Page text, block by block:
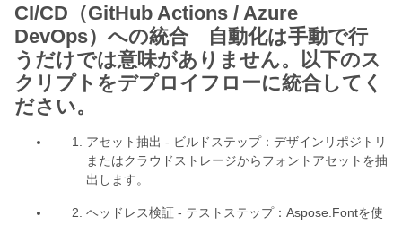
CI/CD（GitHub Actions / Azure
DevOps）への統合 自動化は手動で行
うだけでは意味がありません。以下のス
クリプトをデプロイフローに統合してく
ださい。
アセット抽出 - ビルドステップ：デザインリポジトリ
またはクラウドストレージからフォントアセットを抽
出します。
ヘッドレス検証 - テストステップ：Aspose.Fontを使